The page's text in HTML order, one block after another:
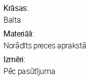
Krāsas:
Balta
Materiāli:
Norādīts preces aprakstā
Izmēri:
Pēc pasūtījuma